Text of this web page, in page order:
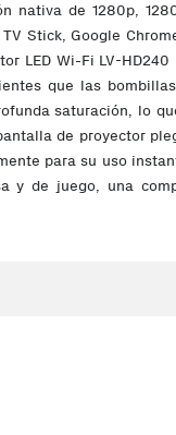
nativa de 1280p,
TV Stick, Google
LED Wi-Fi LV-
que las
saturación, lo
de proyector
para su uso
de juego, una
HD (hasta 1920